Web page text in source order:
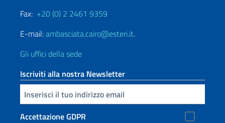
Fax: +20 (0) 2 2461 9359
E-mail:ambasciata.cairo@esteri.it.
Gli uffici della sede
Iscriviti alla nostra Newsletter
Inserisci la tua email
Accettazione GDPR